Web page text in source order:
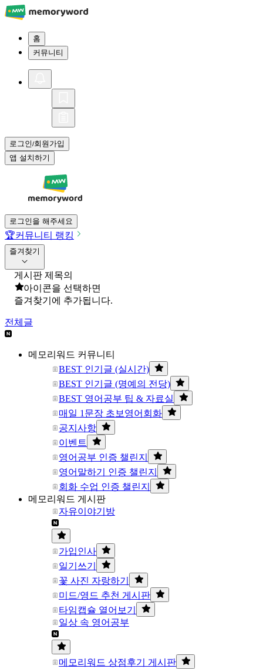
홈
커뮤니티
로그인/회원가입
앱 설치하기
로그인을 해주세요
🏆커뮤니티 랭킹
즐겨찾기
게시판 제목의
아이콘을 선택하면
즐겨찾기에 추가됩니다.
전체글
메모리워드 커뮤니티
BEST 인기글 (실시간)
BEST 인기글 (명예의 전당)
BEST 영어공부 팁 & 자료실
매일 1문장 초보영어회화
공지사항
이벤트
영어공부 인증 챌린지
영어말하기 인증 챌린지
회화 수업 인증 챌린지
메모리워드 게시판
자유이야기방
가입인사
일기쓰기
꽃 사진 자랑하기
미드/영드 추천 게시판
타임캡슐 열어보기
일상 속 영어공부
메모리워드 상점후기 게시판